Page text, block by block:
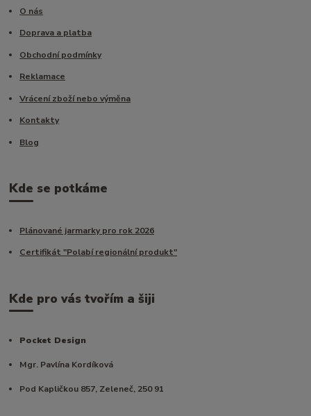
O nás
Doprava a platba
Obchodní podmínky
Reklamace
Vrácení zboží nebo výměna
Kontakty
Blog
Kde se potkáme
Plánované jarmarky pro rok 2026
Certifikát "Polabí regionální produkt"
Kde pro vás tvořím a šiji
Pocket Design
Mgr. Pavlína Kordíková
Pod Kapličkou 857, Zeleneč, 250 91